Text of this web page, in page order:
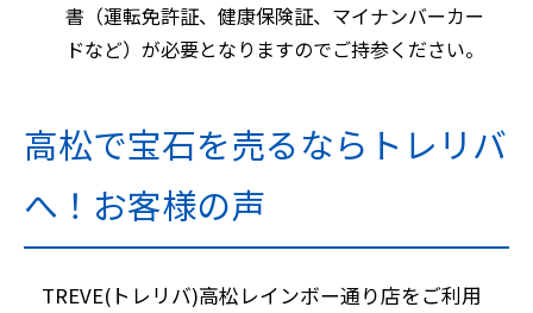
書（運転免許証、健康保険証、マイナンバーカー
ドなど）が必要となりますのでご持参ください。
高松で宝石を売るならトレリバ
へ！お客様の声
TREVE(トレリバ)高松レインボー通り店をご利用